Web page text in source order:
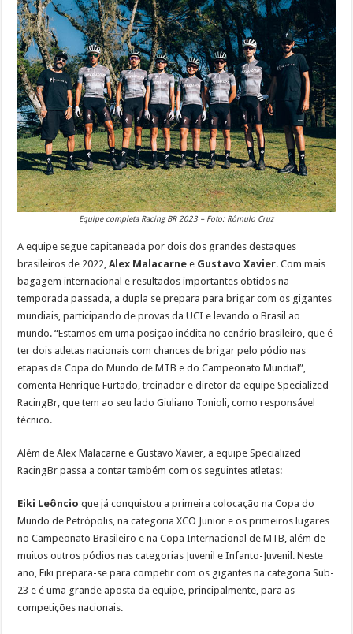
Equipe completa Racing BR 2023 – Foto: Rômulo Cruz
A equipe segue capitaneada por dois dos grandes destaques
brasileiros de 2022,Alex Malacarne e Gustavo Xavier. Com mais
bagagem internacional e resultados importantes obtidos na
temporada passada, a dupla se prepara para brigar com os gigantes
mundiais, participando de provas da UCI e levando o Brasil ao
mundo. “Estamos em uma posição inédita no cenário brasileiro, que é
ter dois atletas nacionais com chances de brigar pelo pódio nas
etapas da Copa do Mundo de MTB e do Campeonato Mundial”,
comenta Henrique Furtado, treinador e diretor da equipe Specialized
RacingBr, que tem ao seu lado Giuliano Tonioli, como responsável
técnico.
Além de Alex Malacarne e Gustavo Xavier, a equipe Specialized
RacingBr passa a contar também com os seguintes atletas:
Eiki Leôncio que já conquistou a primeira colocação na Copa do
Mundo de Petrópolis, na categoria XCO Junior e os primeiros lugares
no Campeonato Brasileiro e na Copa Internacional de MTB, além de
muitos outros pódios nas categorias Juvenil e Infanto-Juvenil. Neste
ano, Eiki prepara-se para competir com os gigantes na categoria Sub-
23 e é uma grande aposta da equipe, principalmente, para as
competições nacionais.